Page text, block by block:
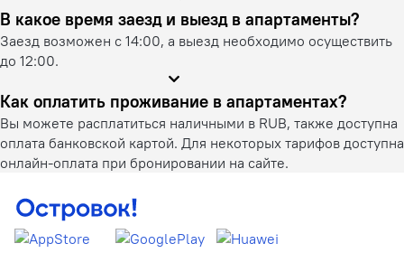
В какое время заезд и выезд в апартаменты?
Заезд возможен с 14:00, а выезд необходимо осуществить
до 12:00.
Как оплатить проживание в апартаментах?
Вы можете расплатиться наличными в RUB, также доступна
оплата банковской картой. Для некоторых тарифов доступна
онлайн-оплата при бронировании на сайте.